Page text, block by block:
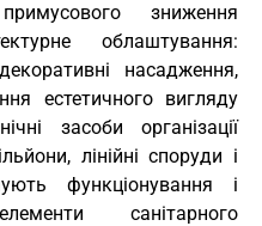
зниження
облаштування:
насадження,
естетичного вигляду
засоби організації
лінійні споруди і
функціонування і
санітарного